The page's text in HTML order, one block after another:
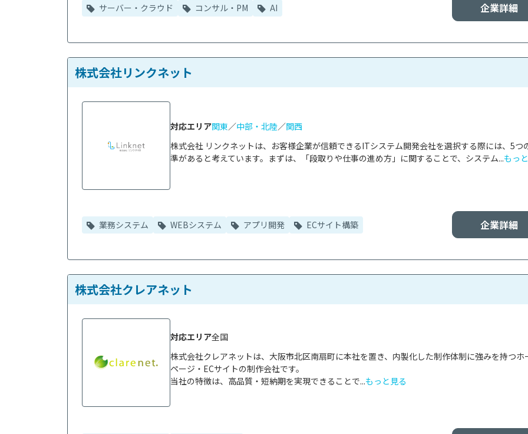
企業詳細
サーバー・クラウド コンサル・PM AI
株式会社リンクネット
株式会社 リンクネットは、お客様企業が信頼できるITシステム開発会社を選択する際には、5つ
準があると考えています。まずは、「段取りや仕事の進め方」に関することで、システム...もっ
対応エリア関東／中部・北陸／関西
企業詳細
業務システム WEBシステム アプリ開発 ECサイト構築
株式会社クレアネット
株式会社クレアネットは、大阪市北区南扇町に本社を置き、内製化した制作体制に強みを持つホ
ページ・ECサイトの制作会社です。
当社の特徴は、高品質・短納期を実現できることで...もっと見る
対応エリア全国